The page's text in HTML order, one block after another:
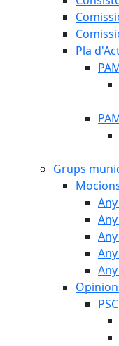
Pla
Grups
PSC